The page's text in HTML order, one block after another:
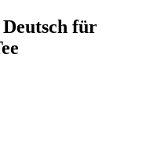
für